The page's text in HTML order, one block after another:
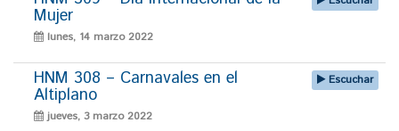
Mujer
lunes, 14 marzo 2022
HNM 308 – Carnavales en el
Altiplano
jueves, 3 marzo 2022
Escuchar